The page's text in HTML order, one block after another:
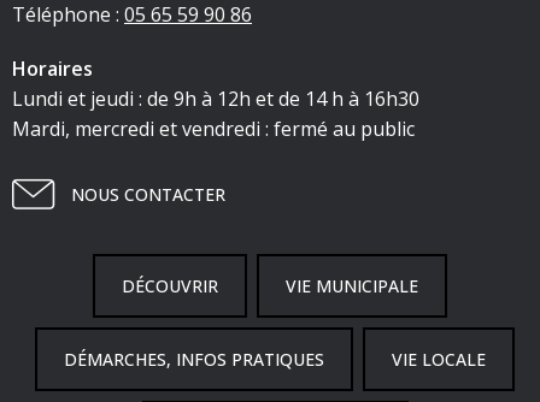
Téléphone : 05 65 59 90 86
Horaires
Lundi et jeudi : de 9h à 12h et de 14 h à 16h30
Mardi, mercredi et vendredi : fermé au public
NOUS CONTACTER
DÉCOUVRIR VIE MUNICIPALE
DÉMARCHES, INFOS PRATIQUES VIE LOCALE